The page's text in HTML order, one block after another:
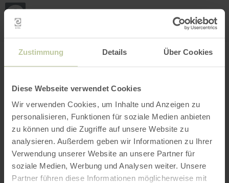
Zustimmung Details Über Cookies
Diese Webseite verwendet Cookies
Wir verwenden Cookies, um Inhalte und Anzeigen zu
personalisieren, Funktionen für soziale Medien anbieten
zu können und die Zugriffe auf unsere Website zu
analysieren. Außerdem geben wir Informationen zu Ihrer
Verwendung unserer Website an unsere Partner für
soziale Medien, Werbung und Analysen weiter. Unsere
Partner führen diese Informationen möglicherweise mit
INTERACTIVE MAP
my
Open filter